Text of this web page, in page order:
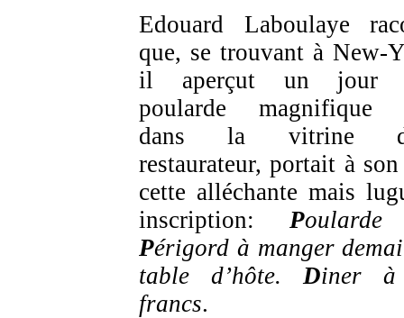
Edouard Laboulaye
que, se trouvant à New-
il aperçut un jour
poularde magnifique
dans la vitrine
restaurateur, portait à
cette alléchante mais
inscription: P
Périgord à manger
table d’hôte.Diner
francs.